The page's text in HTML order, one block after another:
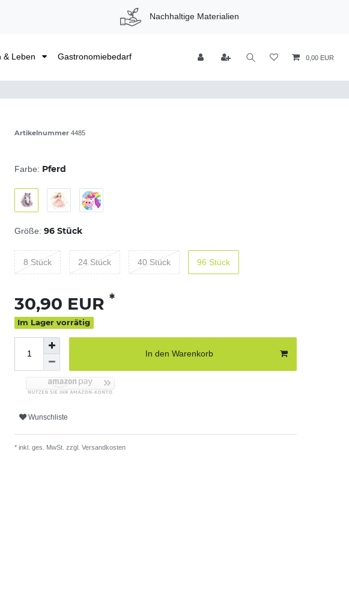
Nachhaltige Materialien
& Leben Gastronomiebedarf 0,00 EUR
Artikelnummer 4485
Farbe: Pferd
Größe: 96 Stück
8 Stück 24 Stück 40 Stück 96 Stück
30,90 EUR *
Im Lager vorrätig
In den Warenkorb
Wunschliste
* inkl. ges. MwSt. zzgl. Versandkosten